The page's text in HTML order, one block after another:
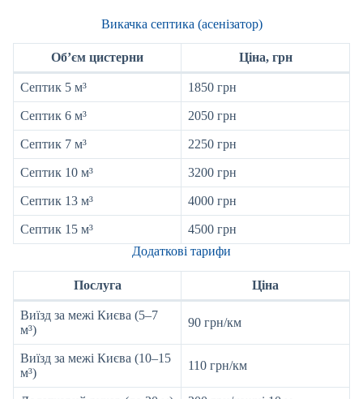
Викачка септика (асенізатор)
Об’єм цистерни Ціна, грн
Септик 5 м³ 1850 грн
Септик 6 м³ 2050 грн
Септик 7 м³ 2250 грн
Септик 10 м³ 3200 грн
Септик 13 м³ 4000 грн
Септик 15 м³
4500 грн
Додаткові тарифи
Послуга Ціна
Виїзд за межі Києва (5–7
м³)
90 грн/км
Виїзд за межі Києва (10–15
м³)
110 грн/км